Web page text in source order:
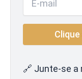
🔗 Junte-se a